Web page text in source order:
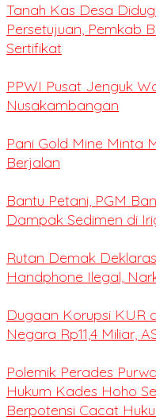
Tanah Kas Desa
Persetujuan, Pemkab
Sertifikat
PPWI Pusat Jenguk
Nusakambangan
Pani Gold Mine Minta
Berjalan
Bantu Petani, PGM
Dampak Sedimen di
Rutan Demak
Handphone Ilegal,
Dugaan Korupsi KUR
Negara Rp11,4 Miliar,
Polemik Perades
Hukum Kades Hoho
Berpotensi Cacat